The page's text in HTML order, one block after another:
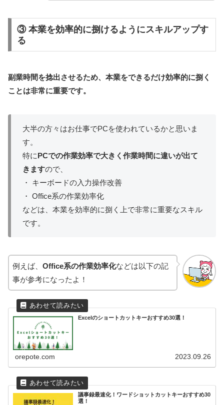
③ 本業を効率的に捌けるようにスキルアップす
る
副業時間を捻出させるため、本業をできるだけ効率的に捌く
ことは非常に重要です。
大半の方々はお仕事でPCを使われているかと思いま
す。
特にPCでの作業効率で大きく作業時間に違いが出て
きますので、
・ キーボードの入力操作改善
・ Office系の作業効率化
などは、本業を効率的に捌く上で非常に重要なスキル
です。
例えば、 Office系の作業効率化などは以下の記
事が参考になったよ！
Excelのショートカットキーおすすめ30選！
orepote.com 2023.09.26
議事録最速化！ワードショットカットキーおすすめ30
選！